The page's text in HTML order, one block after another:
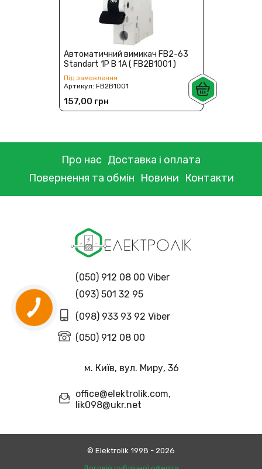
Автоматичний вимикач FB2-63
Standart 1P B 1А ( FB2B1001 )
Під замовлення
Артикул:FB2B1001
157,00 грн
Про нас Доставка і оплата
Повернення та обмін Новини Контакти
(050) 912 08 00 Viber
(093) 501 32 95
(098) 933 93 92 Viber
(050) 912 08 00
м. Київ, вул. Миру, 36
office@elektrolik.com,
lik098@ukr.net
© Еlektrolik 1998 - 2026